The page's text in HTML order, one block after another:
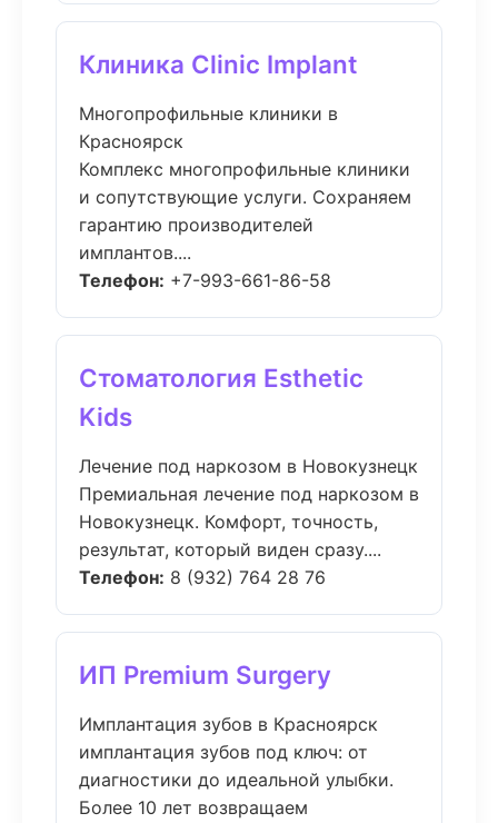
Клиника Clinic Implant
Многопрофильные клиники в
Красноярск
Комплекс многопрофильные клиники
и сопутствующие услуги. Сохраняем
гарантию производителей
имплантов....
Телефон: +7-993-661-86-58
Стоматология Esthetic
Kids
Лечение под наркозом в Новокузнецк
Премиальная лечение под наркозом в
Новокузнецк. Комфорт, точность,
результат, который виден сразу....
Телефон: 8 (932) 764 28 76
ИП Premium Surgery
Имплантация зубов в Красноярск
имплантация зубов под ключ: от
диагностики до идеальной улыбки.
Более 10 лет возвращаем